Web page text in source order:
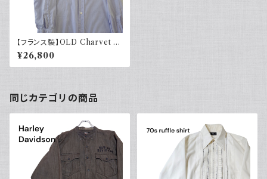
【フランス製】OLD Charvet シ
ャルべ ストライプシャツ ブルー
ホワイト
¥26,800
同じカテゴリの商品